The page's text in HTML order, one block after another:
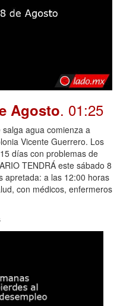
Agosto. 01:25
agua comienza a
Vicente Guerrero. Los
días con problemas de
TENDRÁ este sábado 8
apretada: a las 12:00 horas
con médicos, enfermeros